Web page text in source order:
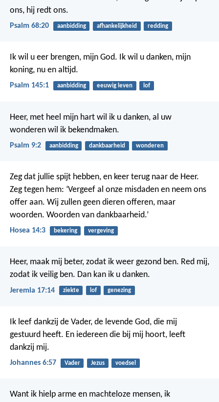
ons, hij redt ons.
Psalm 68:20 aanbidding afhankelijkheid redding
Ik wil u eer brengen, mijn God. Ik wil u danken, mijn
koning, nu en altijd.
Psalm 145:1 aanbidding eeuwig leven lof
Heer, met heel mijn hart wil ik u danken, al uw
wonderen wil ik bekendmaken.
Psalm 9:2 aanbidding dankbaarheid wonderen
Zeg dat jullie spijt hebben, en keer terug naar de Heer.
Zeg tegen hem: ‘Vergeef al onze misdaden en neem ons
offer aan. Wij zullen geen dieren offeren, maar
woorden. Woorden van dankbaarheid.’
Hosea 14:3 bekering vergeving
Heer, maak mij beter, zodat ik weer gezond ben. Red mij,
zodat ik veilig ben. Dan kan ik u danken.
Jeremia 17:14 ziekte lof genezing
Ik leef dankzij de Vader, de levende God, die mij
gestuurd heeft. En iedereen die bij mij hoort, leeft
dankzij mij.
Johannes 6:57 Vader Jezus voedsel
Want ik hielp arme en machteloze mensen, ik